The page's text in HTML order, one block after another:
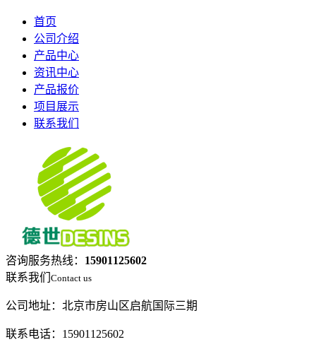
首页
公司介绍
产品中心
资讯中心
产品报价
项目展示
联系我们
咨询服务热线： 15901125602
联系我们 Contact us
公司地址：北京市房山区启航国际三期
联系电话：15901125602